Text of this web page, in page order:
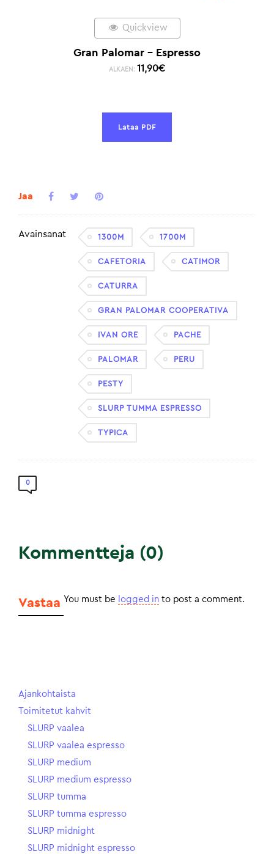
Quickview
Gran Palomar – Espresso
ALKAEN: 11,90€
Lataa PDF
Jaa
Avainsanat 1300M 1700M
CAFETORIA CATIMOR
CATURRA
GRAN PALOMAR COOPERATIVA
IVAN ORE PACHE
PALOMAR PERU
PESTY
SLURP TUMMA ESPRESSO
TYPICA
0
Kommentteja (0)
Vastaa You must be logged in to post a comment.
Ajankohtaista
Toimitetut kahvit
SLURP vaalea
SLURP vaalea espresso
SLURP medium
SLURP medium espresso
SLURP tumma
SLURP tumma espresso
SLURP midnight
SLURP midnight espresso